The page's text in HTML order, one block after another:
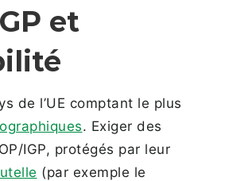
et
de l’UE comptant le plus
. Exiger des
IGP, protégés par leur
(par exemple le